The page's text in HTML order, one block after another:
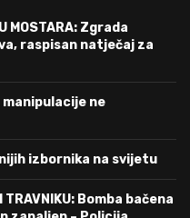
MOSTARA: Zgrada
raspisan natječaj za
manipulacije ne
izbornika na svijetu
TRAVNIKU: Bomba bačena